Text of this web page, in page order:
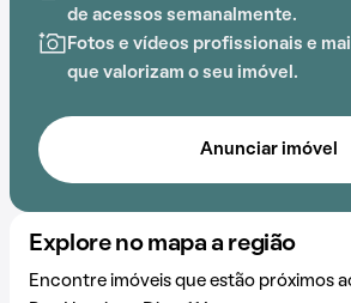
de acessos semanalmente.
Fotos e vídeos profissionais e
que valorizam o seu imóvel.
Anunciar imóvel
Explore no mapa a região
Encontre imóveis que estão próximos